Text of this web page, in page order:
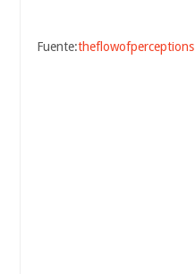
Fuente:theflowofperceptions